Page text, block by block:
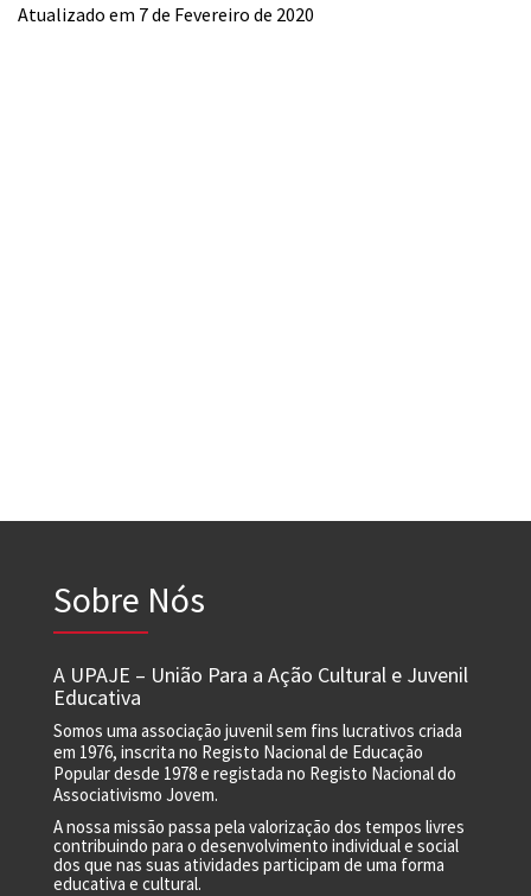
Atualizado em 7 de Fevereiro de 2020
Sobre Nós
A UPAJE – União Para a Ação Cultural e Juvenil
Educativa
Somos uma associação juvenil sem fins lucrativos criada
em 1976, inscrita no Registo Nacional de Educação
Popular desde 1978 e registada no Registo Nacional do
Associativismo Jovem.
A nossa missão passa pela valorização dos tempos livres
contribuindo para o desenvolvimento individual e social
dos que nas suas atividades participam de uma forma
educativa e cultural.